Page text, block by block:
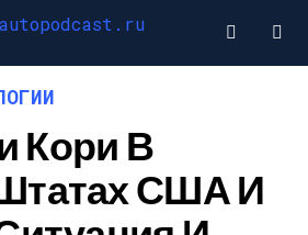
Кори В
США И